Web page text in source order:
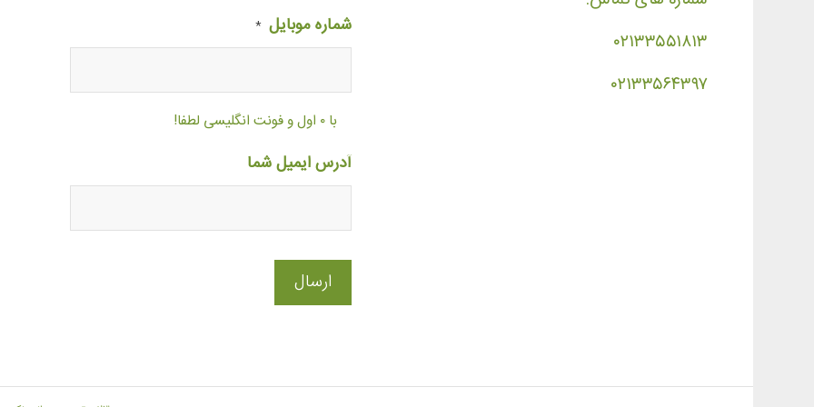
۰۲۱۳۳۵۵۱۸۱۳
۰۲۱۳۳۵۶۴۳۹۷
شماره موبایل *
با ۰ اول و فونت انگلیسی لطفا!
آدرس ایمیل شما